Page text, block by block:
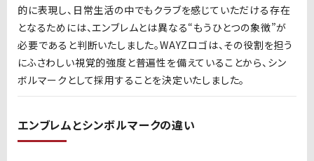
的に表現し、日常生活の中でもクラブを感じていただける存在
となるためには、エンブレムとは異なる“もうひとつの象徴”が
必要であると判断いたしました。WAYZロゴは、その役割を担う
にふさわしい視覚的強度と普遍性を備えていることから、シン
ボルマークとして採用することを決定いたしました。
エンブレムとシンボルマークの違い